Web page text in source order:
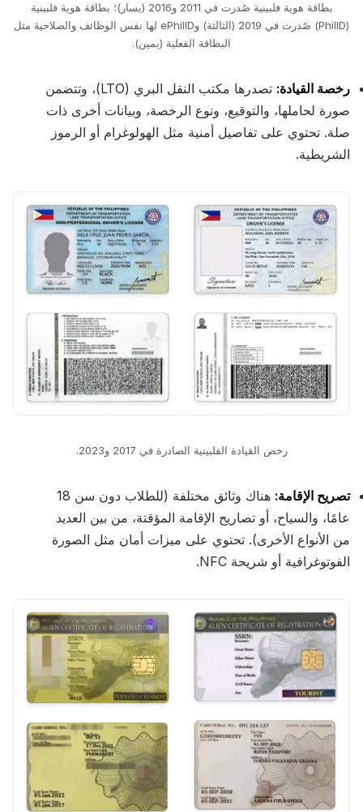
بطاقة هوية فلبينية صُدرت في 2011 و2016 (يسار)؛ بطاقة هوية فلبينية
(PhilID) صُدرت في 2019 (الثالثة) وePhilID لها نفس الوظائف والصلاحية مثل
البطاقة الفعلية (يمين).
رخصة القيادة:
تصدرها مكتب النقل البري (LTO)، وتتضمن
صورة لحاملها، والتوقيع، ونوع الرخصة، وبيانات أخرى ذات
صلة. تحتوي على تفاصيل أمنية مثل الهولوغرام أو الرموز
الشريطية.
رخص القيادة الفلبينية الصادرة في 2017 و2023.
تصريح الإقامة:
هناك وثائق مختلفة (للطلاب دون سن 18
عامًا، والسياح، أو تصاريح الإقامة المؤقتة، من بين العديد
من الأنواع الأخرى). تحتوي على ميزات أمان مثل الصورة
الفوتوغرافية أو شريحة NFC.